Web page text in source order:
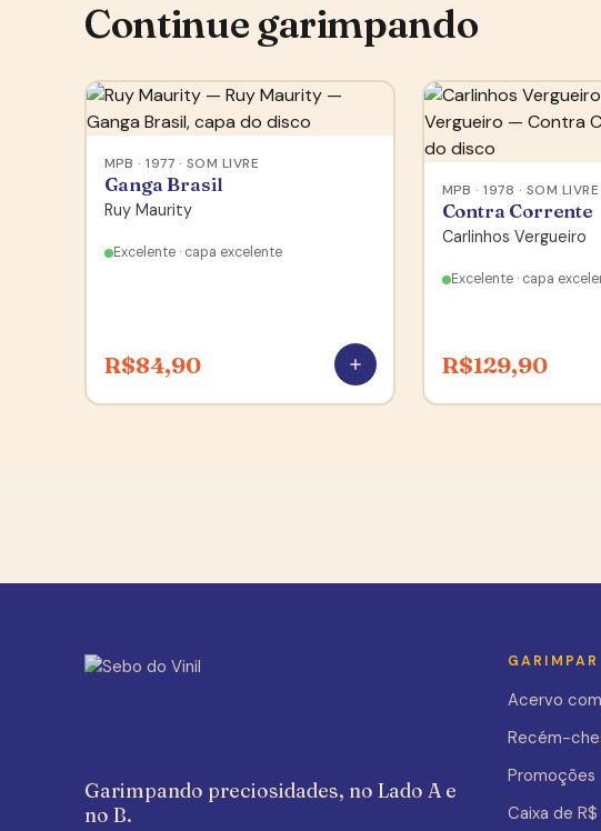
Continue garimpando
MPB · 1977 · SOM LIVRE
Ganga Brasil
Ruy Maurity
Excelente · capa excelente
R$84,90
MPB · 1978 · SOM LIVRE
Contra Corrente
Carlinhos Vergueiro
Excelente · capa
R$129,90
Garimpando preciosidades, no Lado A e
no B.
GARIMPAR
Acervo
Recém-
Promoções
Caixa de